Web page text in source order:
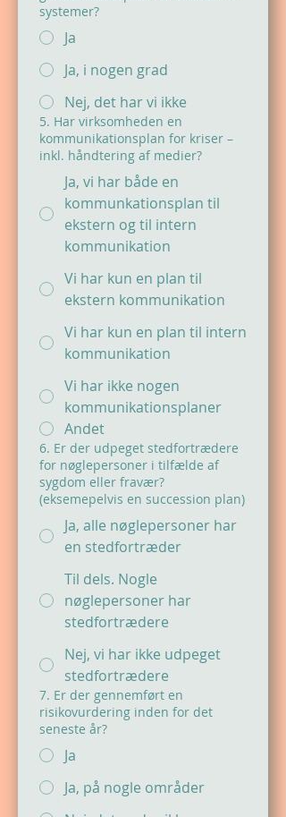
systemer?
Ja
Ja, i nogen grad
Nej, det har vi ikke
5. Har virksomheden en
kommunikationsplan for kriser –
inkl. håndtering af medier?
Ja, vi har både en
kommunkationsplan til
ekstern og til intern
kommunikation
Vi har kun en plan til
ekstern kommunikation
Vi har kun en plan til intern
kommunikation
Vi har ikke nogen
kommunikationsplaner
Andet
6. Er der udpeget stedfortrædere
for nøglepersoner i tilfælde af
sygdom eller fravær?
(eksemepelvis en succession plan)
Ja, alle nøglepersoner har
en stedfortræder
Til dels. Nogle
nøglepersoner har
stedfortrædere
Nej, vi har ikke udpeget
stedfortrædere
7. Er der gennemført en
risikovurdering inden for det
seneste år?
Ja
Ja, på nogle områder